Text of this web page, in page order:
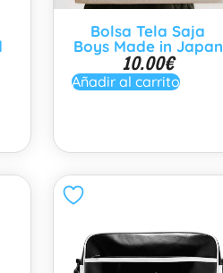
Bolsa Tela Saja
Boys Made in Japan
10.00€
Añadir al carrito